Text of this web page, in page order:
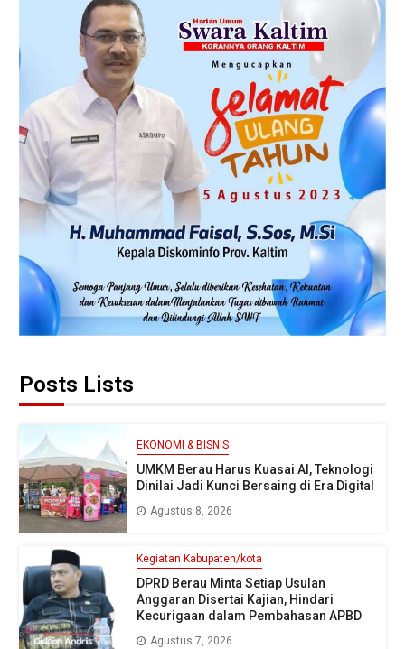
Posts Lists
EKONOMI & BISNIS
UMKM Berau Harus Kuasai AI, Teknologi
Dinilai Jadi Kunci Bersaing di Era Digital
Agustus 8, 2026
Kegiatan Kabupaten/kota
DPRD Berau Minta Setiap Usulan
Anggaran Disertai Kajian, Hindari
Kecurigaan dalam Pembahasan APBD
Agustus 7, 2026